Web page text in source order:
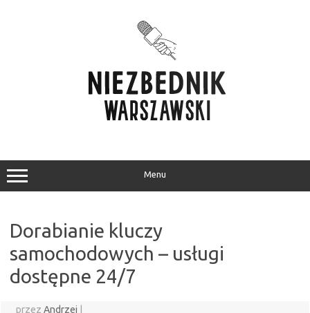
Menu
Dorabianie kluczy
samochodowych – usługi
dostępne 24/7
przez Andrzej